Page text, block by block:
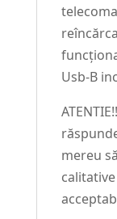
Usb-B
mereu